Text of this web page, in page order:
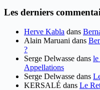
Les derniers
Herve Kabla dans
Alain Maruani dans
?
Serge Delwasse dans le
Appellations
Serge Delwasse dans
KERSALÉ dans Le